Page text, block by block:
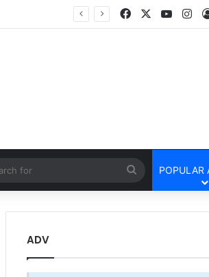
Facebook
Search
for
POPULAR
ADV